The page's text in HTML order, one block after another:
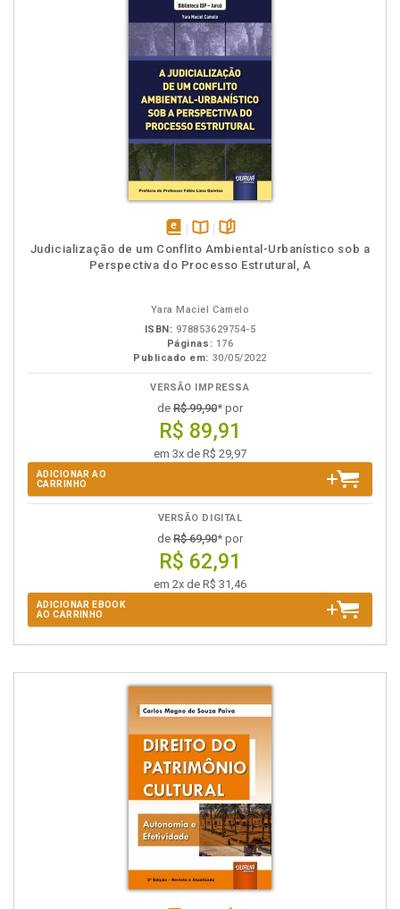
disponível
em
Disponível
na
páginas
Judicialização de um Conflito Ambiental-Urbanístico sob a
Perspectiva do Processo Estrutural, A
Yara Maciel Camelo
ISBN: 978853629754-5
Páginas: 176
Publicado em: 30/05/2022
VERSÃO IMPRESSA
de R$ 99,90* por
R$ 89,91
em 3x de R$ 29,97
ADICIONAR AO
CARRINHO
VERSÃO DIGITAL
de R$ 69,90* por
R$ 62,91
em 2x de R$ 31,46
ADICIONAR EBOOK
AO CARRINHO